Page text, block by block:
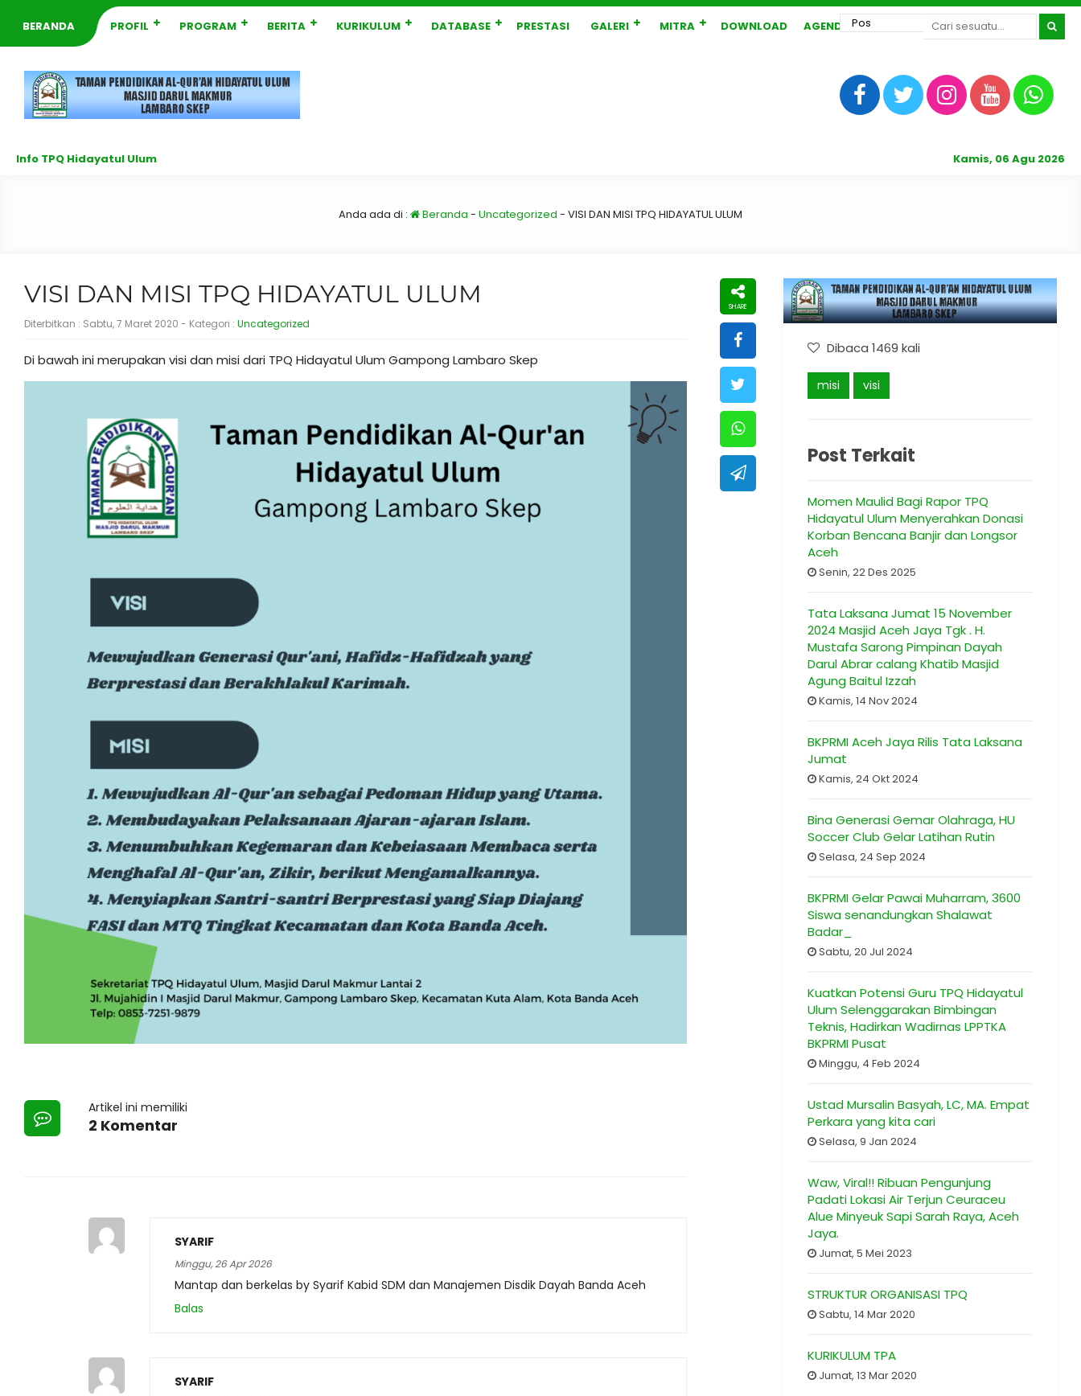
BERANDA PROFIL PROGRAM BERITA KURIKULUM DATABASE PRESTASI GALERI MITRA DOWNLOAD AGENDA
Info TPQ Hidayatul Ulum Kamis, 06 Agu 2026
Anda ada di : Beranda - Uncategorized - VISI DAN MISI TPQ HIDAYATUL ULUM
VISI DAN MISI TPQ HIDAYATUL ULUM
Diterbitkan : Sabtu, 7 Maret 2020 - Kategori : Uncategorized
Di bawah ini merupakan visi dan misi dari TPQ Hidayatul Ulum Gampong Lambaro Skep
Artikel ini memiliki
2 Komentar
SYARIF
Minggu, 26 Apr 2026
Mantap dan berkelas by Syarif Kabid SDM dan Manajemen Disdik Dayah Banda Aceh
Balas
SYARIF
Dibaca 1469 kali
misi visi
Post Terkait
Momen Maulid Bagi Rapor TPQ
Hidayatul Ulum Menyerahkan Donasi
Korban Bencana Banjir dan Longsor
Aceh
Senin, 22 Des 2025
Tata Laksana Jumat 15 November
2024 Masjid Aceh Jaya Tgk . H.
Mustafa Sarong Pimpinan Dayah
Darul Abrar calang Khatib Masjid
Agung Baitul Izzah
Kamis, 14 Nov 2024
BKPRMI Aceh Jaya Rilis Tata Laksana
Jumat
Kamis, 24 Okt 2024
Bina Generasi Gemar Olahraga, HU
Soccer Club Gelar Latihan Rutin
Selasa, 24 Sep 2024
BKPRMI Gelar Pawai Muharram, 3600
Siswa senandungkan Shalawat
Badar_
Sabtu, 20 Jul 2024
Kuatkan Potensi Guru TPQ Hidayatul
Ulum Selenggarakan Bimbingan
Teknis, Hadirkan Wadirnas LPPTKA
BKPRMI Pusat
Minggu, 4 Feb 2024
Ustad Mursalin Basyah, LC, MA. Empat
Perkara yang kita cari
Selasa, 9 Jan 2024
Waw, Viral!! Ribuan Pengunjung
Padati Lokasi Air Terjun Ceuraceu
Alue Minyeuk Sapi Sarah Raya, Aceh
Jaya.
Jumat, 5 Mei 2023
STRUKTUR ORGANISASI TPQ
Sabtu, 14 Mar 2020
KURIKULUM TPA
Jumat, 13 Mar 2020